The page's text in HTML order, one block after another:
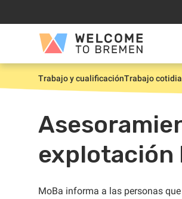
contenidoWelcome
to
Bremen
Inicio
Trabajo y cualificaciónTrabajo
explotación
MoBa informa a las personas